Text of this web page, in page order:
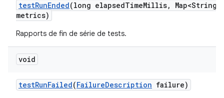
testRunEnded(long elapsedTimeMillis, Map<String
metrics)
Rapports de fin de série de tests.
void
testRunFailed(FailureDescription failure)